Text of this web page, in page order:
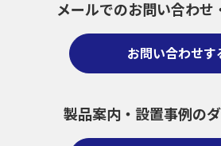
メールでのお問い合わせ
お問い合わせす
製品案内・設置事例の